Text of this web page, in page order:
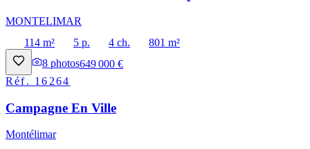
MONTELIMAR
114 m²
5 p. 4 ch.
801 m²
8 photos649 000 €
Réf. 16264
Campagne En Ville
Montélimar